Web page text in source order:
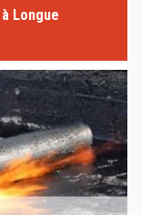
Longue